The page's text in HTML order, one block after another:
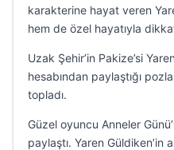
karakterine hayat veren
hem de özel hayatıyla
Uzak Şehir’in Pakize’si
hesabından paylaştığı
topladı.
Güzel oyuncu Anneler
paylaştı. Yaren Güldiken’in